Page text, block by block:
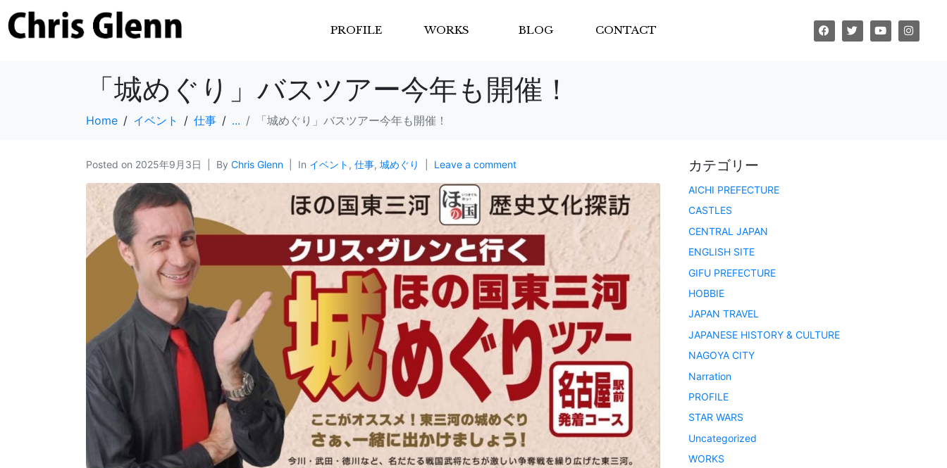
PROFILE WORKS BLOG CONTACT
「城めぐり」バスツアー今年も開催！
Home イベント 仕事 ... 「城めぐり」バスツアー今年も開催！
Posted on 2025年9月3日 By Chris Glenn In イベント , 仕事, 城めぐり Leave a comment カテゴリー
AICHI PREFECTURE
CASTLES
CENTRAL JAPAN
ENGLISH SITE
GIFU PREFECTURE
HOBBIE
JAPAN TRAVEL
JAPANESE HISTORY & CULTURE
NAGOYA CITY
Narration
PROFILE
STAR WARS
Uncategorized
WORKS